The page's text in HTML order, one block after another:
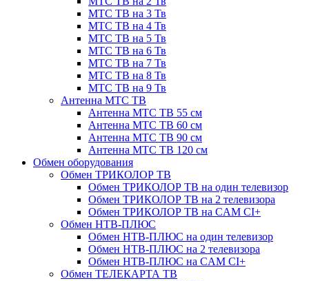
МТС ТВ на 3 Тв
МТС ТВ на 4 Тв
МТС ТВ на 5 Тв
МТС ТВ на 6 Тв
МТС ТВ на 7 Тв
МТС ТВ на 8 Тв
МТС ТВ на 9 Тв
Антенна МТС ТВ
Антенна МТС ТВ 55 см
Антенна МТС ТВ 60 см
Антенна МТС ТВ 90 см
Антенна МТС ТВ 120 см
Обмен оборудования
Обмен ТРИКОЛОР ТВ
Обмен ТРИКОЛОР ТВ на один телевизор
Обмен ТРИКОЛОР ТВ на 2 телевизора
Обмен ТРИКОЛОР ТВ на CAM CI+
Обмен НТВ-ПЛЮС
Обмен НТВ-ПЛЮС на один телевизор
Обмен НТВ-ПЛЮС на 2 телевизора
Обмен НТВ-ПЛЮС на CAM CI+
Обмен ТЕЛЕКАРТА ТВ